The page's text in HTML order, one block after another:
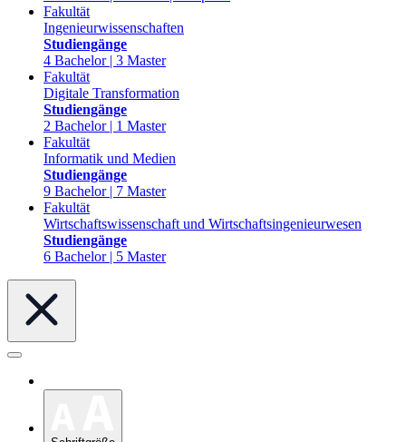
Fakultät
Ingenieurwissenschaften
Studiengänge
4 Bachelor | 3 Master
Fakultät
Digitale Transformation
Studiengänge
2 Bachelor | 1 Master
Fakultät
Informatik und Medien
Studiengänge
9 Bachelor | 7 Master
Fakultät
Wirtschaftswissenschaft und Wirtschaftsingenieurwesen
Studiengänge
6 Bachelor | 5 Master